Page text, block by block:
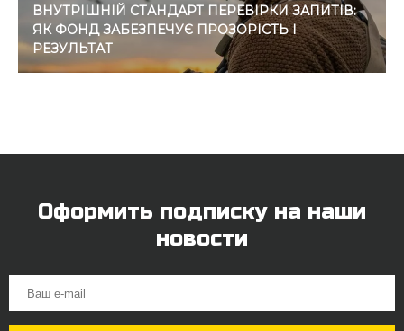
ВНУТРІШНІЙ СТАНДАРТ ПЕРЕВІРКИ ЗАПИТІВ:
ЯК ФОНД ЗАБЕЗПЕЧУЄ ПРОЗОРІСТЬ І
РЕЗУЛЬТАТ
Оформить подписку на наши
новости